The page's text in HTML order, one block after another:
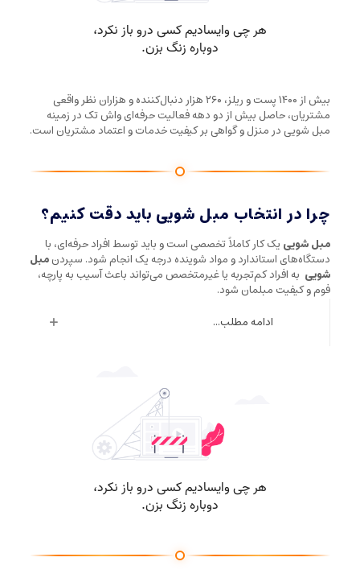
بیش از ۱۴۰۰ پست و ریلز، ۲۶۰ هزار دنبال‌کننده و هزاران نظر واقعی
مشتریان، حاصل بیش از دو دهه فعالیت حرفه‌ای واش تک در زمینه
مبل شویی در منزل و گواهی بر کیفیت خدمات و اعتماد مشتریان است.
چرا در انتخاب مبل شویی باید دقت کنیم؟
مبل شویی یک کار کاملاً تخصصی است و باید توسط افراد حرفه‌ای، با
دستگاه‌های استاندارد و مواد شوینده درجه یک انجام شود. سپردنمبل
شویی به افراد کم‌تجربه یا غیرمتخصص می‌تواند باعث آسیب به پارچه،
فوم و کیفیت مبلمان شود.
ادامه مطلب...